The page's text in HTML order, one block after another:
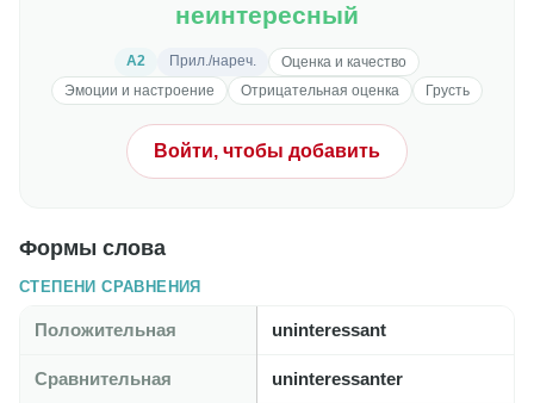
неинтересный
A2 Прил./нареч.
Оценка и качество
Эмоции и настроение
Отрицательная оценка Грусть
Войти, чтобы добавить
Формы слова
СТЕПЕНИ СРАВНЕНИЯ
Положительная uninteressant
Сравнительная uninteressanter